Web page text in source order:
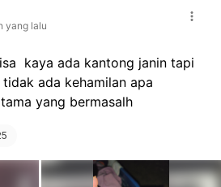
yang lalu
kaya ada kantong janin tapi
ada kehamilan apa
yang bermasalh